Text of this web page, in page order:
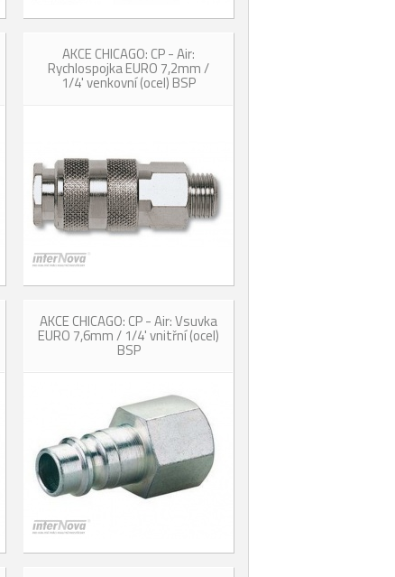
AKCE CHICAGO: CP - Air:
Rychlospojka EURO 7,2mm /
1/4' venkovní (ocel) BSP
AKCE CHICAGO: CP - Air: Vsuvka
EURO 7,6mm / 1/4' vnitřní (ocel)
BSP